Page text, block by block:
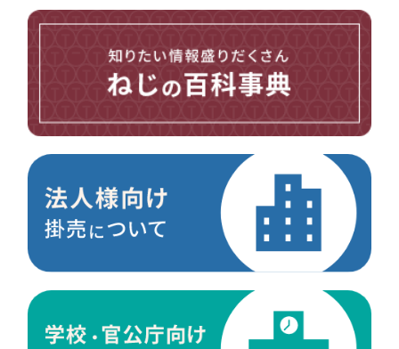
その他ねじ
電材・設備
切削工具
ケミカル製品